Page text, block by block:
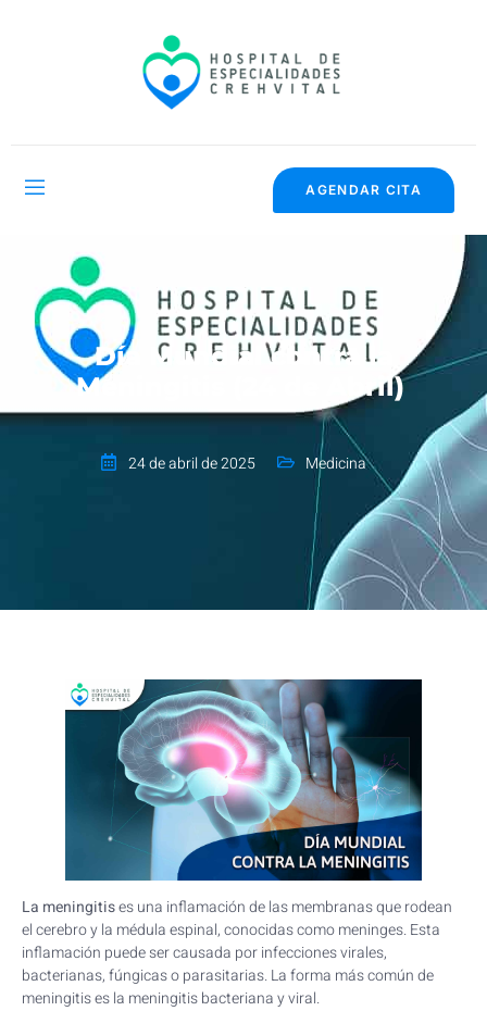
AGENDAR CITA
Día Mundial contra la
Meningitis (24 de Abril)
24 de abril de 2025 Medicina
La meningitises una inflamación de las membranas que rodean
el cerebro y la médula espinal, conocidas como meninges. Esta
inflamación puede ser causada por infecciones virales,
bacterianas, fúngicas o parasitarias. La forma más común de
meningitis es la meningitis bacteriana y viral.